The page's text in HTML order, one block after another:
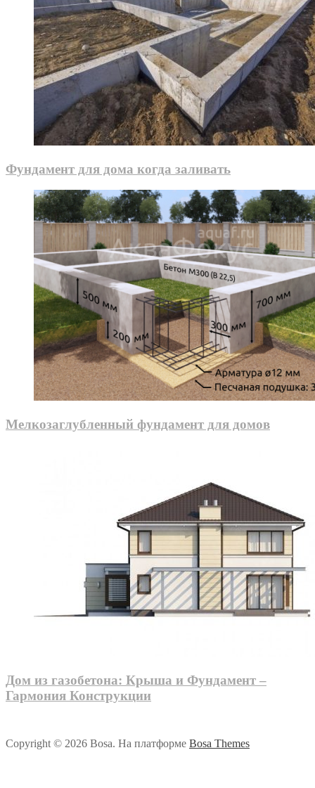
Фундамент для дома когда заливать
Мелкозаглубленный фундамент для домов
Дом из газобетона: Крыша и Фундамент –
Гармония Конструкции
Copyright © 2026 Bosa. На платформе Bosa Themes